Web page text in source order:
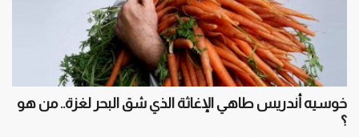
خوسيه أندريس طاهي الإغاثة الذي شق البحر لغزة.. من هو
؟